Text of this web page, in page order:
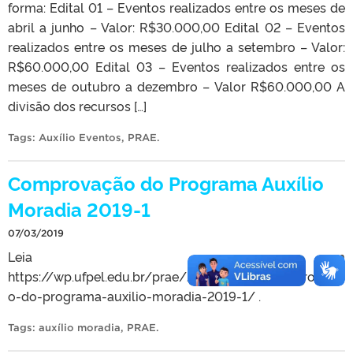
forma: Edital 01 – Eventos realizados entre os meses de
abril a junho – Valor: R$30.000,00 Edital 02 – Eventos
realizados entre os meses de julho a setembro – Valor:
R$60.000,00 Edital 03 – Eventos realizados entre os
meses de outubro a dezembro – Valor R$60.000,00 A
divisão dos recursos […]
Tags: Auxílio Eventos, PRAE.
Comprovação do Programa Auxílio
Moradia 2019-1
07/03/2019
Leia em
https://wp.ufpel.edu.br/prae/2019/03/07/comprovaca
o-do-programa-auxilio-moradia-2019-1/ .
Tags: auxílio moradia, PRAE.